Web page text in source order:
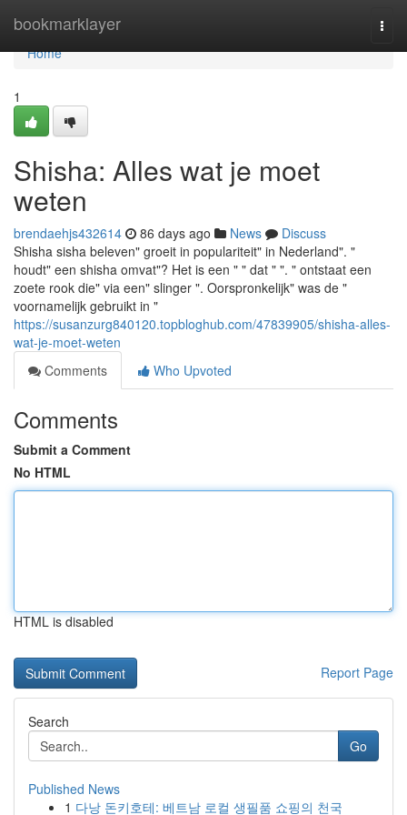
bookmarklayer
Home
Home
1
Shisha: Alles wat je moet
weten
brendaehjs432614 86 days ago News
Discuss
Shisha sisha beleven" groeit in populariteit" in Nederland". "
houdt" een shisha omvat"? Het is een " " dat " ". " ontstaat een
zoete rook die" via een" slinger ". Oorspronkelijk" was de "
voornamelijk gebruikt in "
https://susanzurg840120.topbloghub.com/47839905/shisha-alles-
wat-je-moet-weten
Comments
Who Upvoted
Comments
Submit a Comment
No HTML
HTML is disabled
Report Page
Search
Go
Published News
1 다낭 돈키호테: 베트남 로컬 생필품 쇼핑의 천국